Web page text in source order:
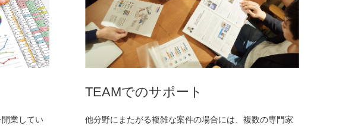
業してい
TEAMでのサポート
他分野にまたがる複雑な案件の場合には、複数の専門家